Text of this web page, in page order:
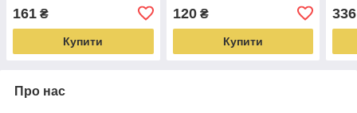
161 ₴
Купити
120₴
Купити
336
Про нас